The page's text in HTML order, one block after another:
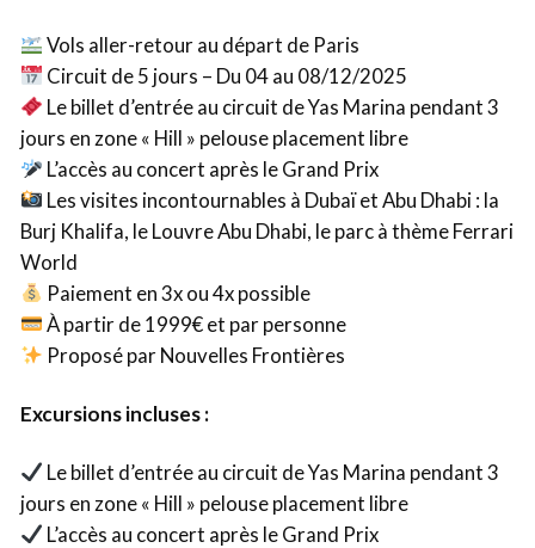
Vols aller-retour au départ de Paris
Circuit de 5 jours – Du 04 au 08/12/2025
Le billet d’entrée au circuit de Yas Marina pendant 3
jours en zone « Hill » pelouse placement libre
L’accès au concert après le Grand Prix
Les visites incontournables à Dubaï et Abu Dhabi : la
Burj Khalifa, le Louvre Abu Dhabi, le parc à thème Ferrari
World
Paiement en 3x ou 4x possible
À partir de 1999€ et par personne
Proposé par Nouvelles Frontières
Excursions incluses :
Le billet d’entrée au circuit de Yas Marina pendant 3
jours en zone « Hill » pelouse placement libre
L’accès au concert après le Grand Prix